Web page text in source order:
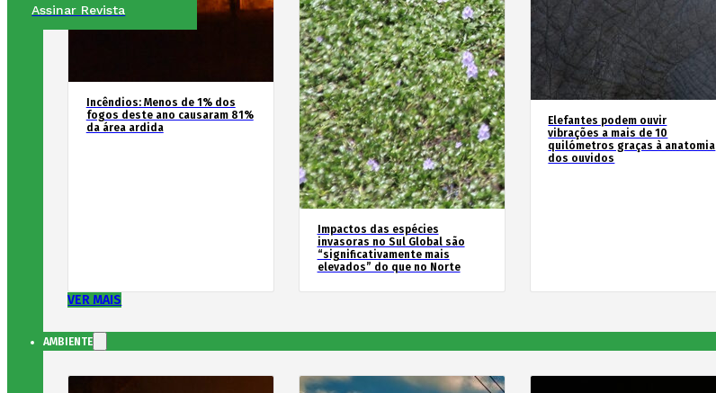
Assinar Revista
Incêndios: Menos de 1% dos
fogos deste ano causaram 81%
da área ardida
Impactos das espécies
invasoras no Sul Global são
“significativamente mais
elevados” do que no Norte
Elefantes podem ouvir
vibrações a mais de 10
quilómetros graças à anatomia
dos ouvidos
VER MAIS
AMBIENTE